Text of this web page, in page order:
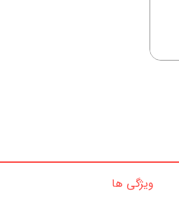
ویژگی ها